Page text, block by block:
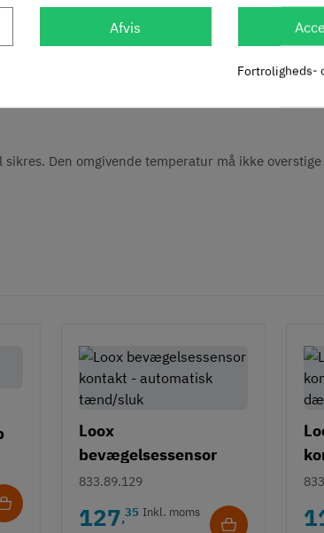
og kontakter tilsluttes netdelen! Maks 10
Den omgivende temperatur må ikke
Loox
bevægelsessensor
kontakt - automatisk
tænd/sluk
833.89.129
127,35 Inkl. moms
Afvis
Fortroligheds-